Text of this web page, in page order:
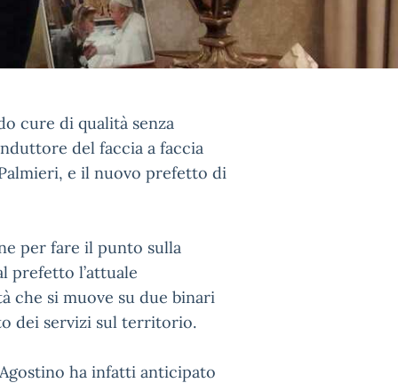
cure di qualità senza
del faccia a faccia
e il nuovo prefetto di
per fare il punto sulla
prefetto l’attuale
che si muove su due binari
dei servizi sul territorio.
ha infatti anticipato